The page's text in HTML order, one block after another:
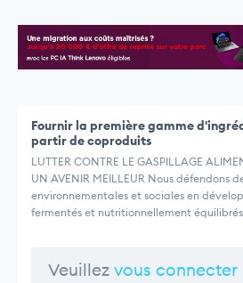
Fournir la première gamme
partir de coproduits
LUTTER CONTRE LE GASPILLAGE
UN AVENIR MEILLEUR Nous défendons
environnementales et sociales en
fermentés et nutritionnellement
Veuillez vous connecter